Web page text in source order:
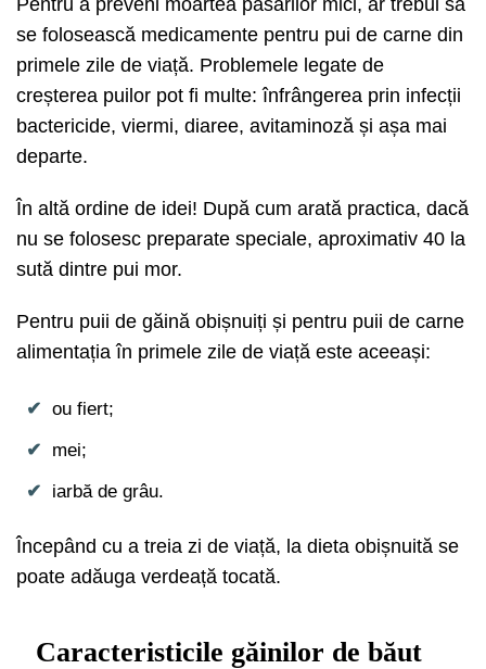
se folosească medicamente pentru pui de carne din
primele zile de viață. Problemele legate de
creșterea puilor pot fi multe: înfrângerea prin infecții
bactericide, viermi, diaree, avitaminoză și așa mai
departe.
În altă ordine de idei! După cum arată practica, dacă
nu se folosesc preparate speciale, aproximativ 40 la
sută dintre pui mor.
Pentru puii de găină obișnuiți și pentru puii de carne
alimentația în primele zile de viață este aceeași:
ou fiert;
mei;
iarbă de grâu.
Începând cu a treia zi de viață, la dieta obișnuită se
poate adăuga verdeață tocată.
Caracteristicile găinilor de băut